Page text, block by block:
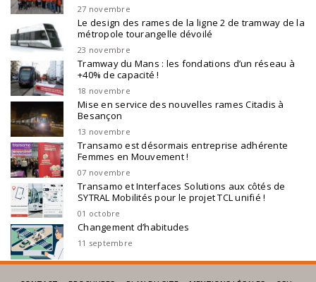
27 novembre
Le design des rames de la ligne 2 de tramway de la
métropole tourangelle dévoilé
23 novembre
Tramway du Mans : les fondations d’un réseau à
+40% de capacité !
18 novembre
Mise en service des nouvelles rames Citadis à
Besançon
13 novembre
Transamo est désormais entreprise adhérente
Femmes en Mouvement !
07 novembre
Transamo et Interfaces Solutions aux côtés de
SYTRAL Mobilités pour le projet TCL unifié !
01 octobre
Changement d’habitudes
11 septembre